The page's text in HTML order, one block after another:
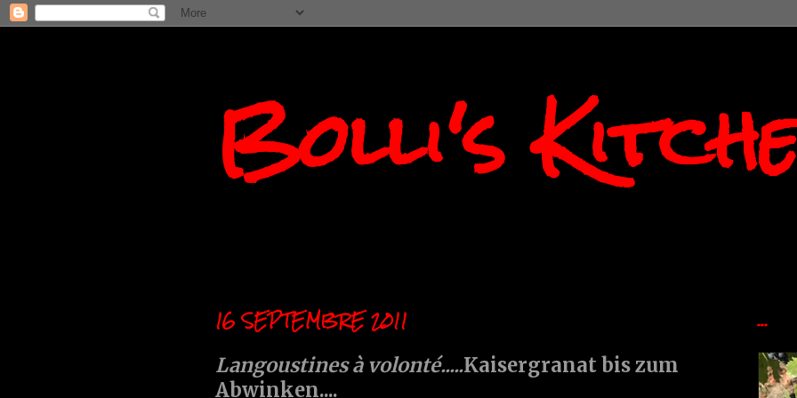
Bolli's
16 SEPTEMBRE 2011
Langoustines à volonté.....Kaisergranat bis zum
Abwinken....
...